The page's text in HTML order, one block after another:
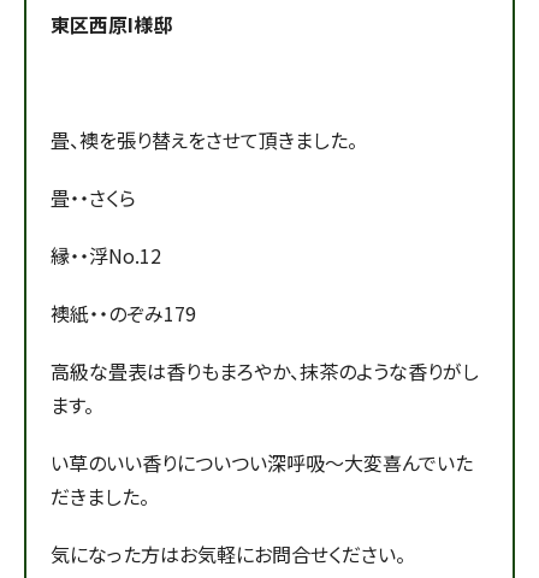
東区西原I様邸
畳、襖を張り替えをさせて頂きました。
畳・・さくら
縁・・浮No.12
襖紙・・のぞみ179
高級な畳表は香りもまろやか、抹茶のような香りがし
ます。
い草のいい香りについつい深呼吸～大変喜んでいた
だきました。
気になった方はお気軽にお問合せください。